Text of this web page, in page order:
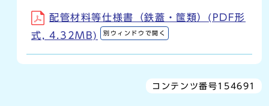
配管材料等仕様書（鉄蓋・筺類）(PDF形
式, 4.32MB)
別ウィンドウで開く
コンテンツ番号154691